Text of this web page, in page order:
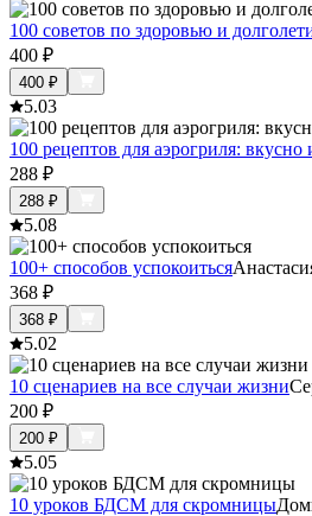
100 советов по здоровью и
400 ₽
400 ₽
5.03
100 рецептов для аэрогриля: вкусно
288 ₽
288 ₽
5.08
100+ способов успокоиться
368 ₽
368 ₽
5.02
10 сценариев на все случаи жизни
200 ₽
200 ₽
5.05
10 уроков БДСМ для скромницы